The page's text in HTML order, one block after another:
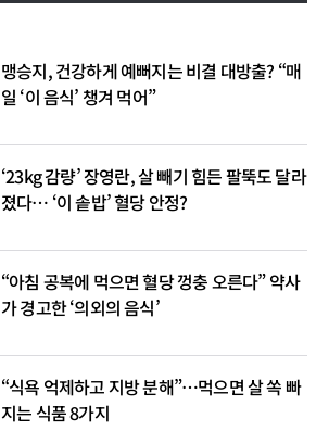
맹승지, 건강하게 예뻐지는 비결 대방출? “매
일 ‘이 음식’ 챙겨 먹어”
‘23kg 감량’ 장영란, 살 빼기 힘든 팔뚝도 달라
졌다… ‘이 솥밥’ 혈당 안정?
“아침 공복에 먹으면 혈당 껑충 오른다” 약사
가 경고한 ‘의외의 음식’
“식욕 억제하고 지방 분해”…먹으면 살 쏙 빠
지는 식품 8가지